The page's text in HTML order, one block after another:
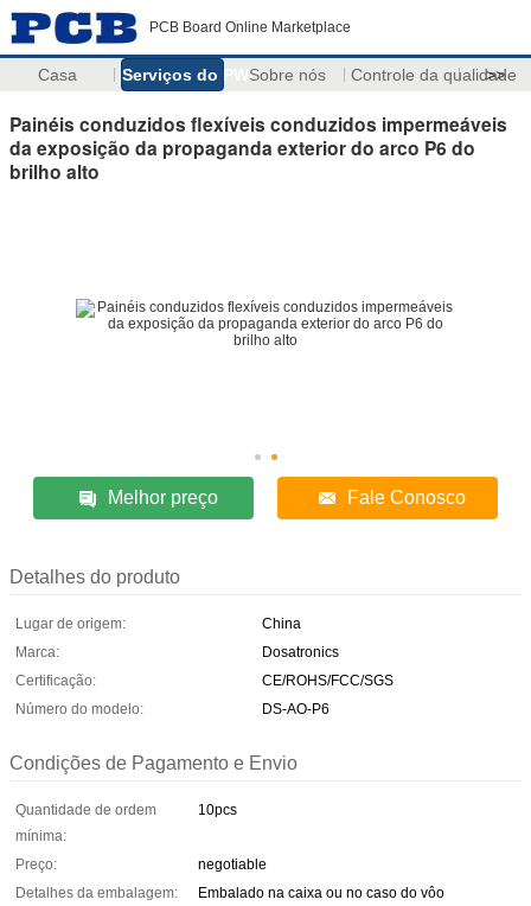
PCB Board Online Marketplace
Casa Serviços do PWBSobre nós Controle da qualidade
>>
Painéis conduzidos flexíveis conduzidos impermeáveis
da exposição da propaganda exterior do arco P6 do
brilho alto
Melhor preço Fale Conosco
Detalhes do produto
Lugar de origem:
China
Marca:
Dosatronics
Certificação:
CE/ROHS/FCC/SGS
Número do modelo:
DS-AO-P6
Condições de Pagamento e Envio
Quantidade de ordem
mínima:
10pcs
Preço:
negotiable
Detalhes da embalagem:
Embalado na caixa ou no caso do vôo